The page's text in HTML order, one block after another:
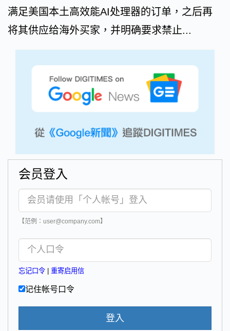
满足美国本土高效能AI处理器的订单，之后再
将其供应给海外买家，并明确要求禁止...
会员登入
【范例：user@company.com】
忘记口令 重寄启用信
记住帐号口令
登入